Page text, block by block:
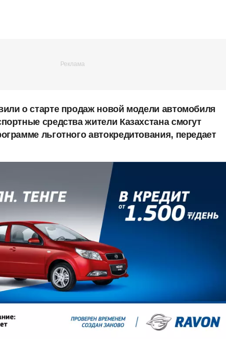
о старте продаж новой модели автомобиля
средства жители Казахстана смогут
льготного автокредитования, передает